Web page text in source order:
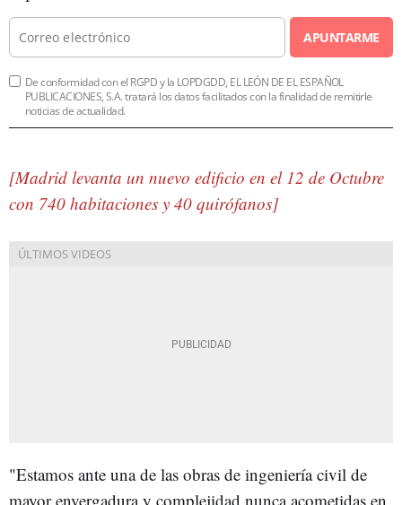
APUNTARME
De conformidad con el RGPD y la LOPDGDD, EL LEÓN DE EL ESPAÑOL
PUBLICACIONES, S.A. tratará los datos facilitados con la finalidad de remitirle
noticias de actualidad.
[Madrid levanta un nuevo edificio en el 12 de Octubre
con 740 habitaciones y 40 quirófanos]
"Estamos ante una de las obras de ingeniería civil de
mayor envergadura y complejidad nunca acometidas en